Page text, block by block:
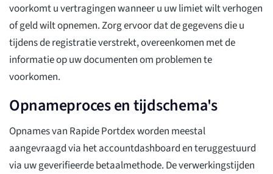
voorkomt u vertragingen wanneer u uw limiet wilt verhogen
of geld wilt opnemen. Zorg ervoor dat de gegevens die u
tijdens de registratie verstrekt, overeenkomen met de
informatie op uw documenten om problemen te
voorkomen.
Opnameproces en tijdschema's
Opnames van Rapide Portdex worden meestal
aangevraagd via het accountdashboard en teruggestuurd
via uw geverifieerde betaalmethode. De verwerkingstijden